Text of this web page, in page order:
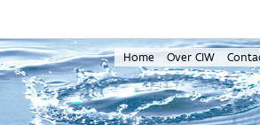
Home Over CIW